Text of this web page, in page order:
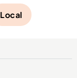
Local